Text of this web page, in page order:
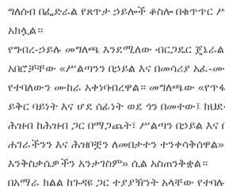
ግለሰብ በፌድራል የጸጥታ ኃይሎች ቆስሎ
አክሏል።
የግብረ-ኃይሉ መግለጫ እንደሚለው ብርጋዴር ጄኔራል
አበሮቻቸው «ሥልጣንን በኃይል እና በመሳሪያ አፈ-
የተባለውን ሙከራ አቀነባብረዋል። መግለጫው
ይቅር ባይነት እና ሆደ ሰፊነት ወደ ጎን በመተው፤
ሕዝብ ከሕዝብ ጋር በማጋጨት፣ ሥልጣን በኃይል እና
ሐገራችንን እና ሕዝቦቿን ለመበታተን
እንቅስቃሴዎችን አንታገስም» ሲል አስጠንቅቋል።
በአማራ ክልል ከጉዳዩ ጋር ተያያዥነት አላቸው